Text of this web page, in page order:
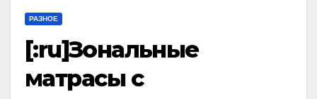
РАЗНОЕ
[:ru]Зональные
матрасы с